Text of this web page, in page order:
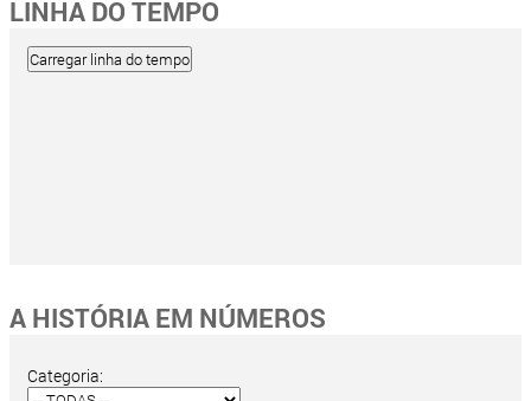
LINHA DO TEMPO
A HISTÓRIA EM NÚMEROS
Categoria: